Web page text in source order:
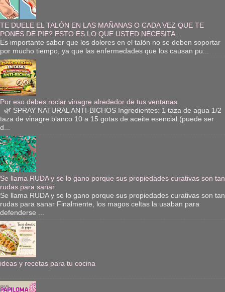
TE DUELE EL TALÓN EN LAS MAÑANAS O CADA VEZ QUE TE
PONES DE PIE? ESTO ES LO QUE USTED NECESITA .
Es importante saber que los dolores en el talón no se deben soportar
por mucho tiempo, ya que las enfermedades que los causan pu...
Por eso debes rociar vinagre alrededor de tus ventanas
🌿 SPRAY NATURAL ANTI-BICHOS Ingredientes: 1 taza de agua 1/2
taza de vinagre blanco 10 a 15 gotas de aceite esencial (puede ser
d...
Se llama RUDA y se lo gano porque sus propiedades curativas son tan
rudas para sanar
Se llama RUDA y se lo gano porque sus propiedades curativas son tan
rudas para sanar Finalmente, los magos celtas la usaban para
defenderse ...
ideas y recetas para tu cocina